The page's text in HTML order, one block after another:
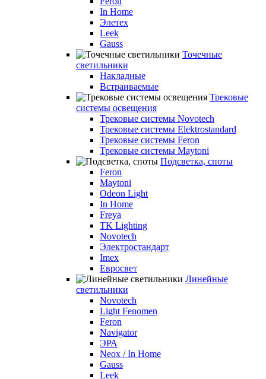
In Home
Элетех
Leek
Gauss
Точечные
светильники
Накладные
Встраиваемые
Трековые
системы освещения
Трековые системы Novotech
Трековые системы Elektrostandard
Трековые системы Feron
Трековые системы Maytoni
Подсветка, споты
Feron
Maytoni
Odeon Light
In Home
Freya
TK Lighting
Novotech
Электростандарт
Imex
Евросвет
Линейные
светильники
Novotech
Light Fenomen
Feron
Navigator
ЭРА
Neox / In Home
Gauss
Leek